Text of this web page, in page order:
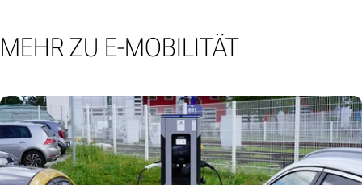
MEHR ZU E-MOBILITÄT